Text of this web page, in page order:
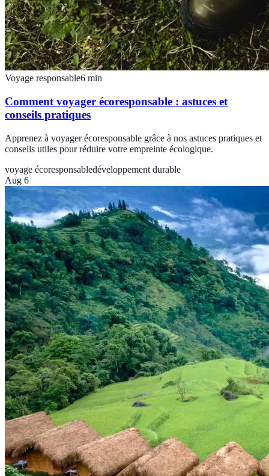
Voyage responsable6 min
Comment voyager écoresponsable : astuces et
conseils pratiques
Apprenez à voyager écoresponsable grâce à nos astuces pratiques et
conseils utiles pour réduire votre empreinte écologique.
voyage écoresponsabledéveloppement durable
Aug 6